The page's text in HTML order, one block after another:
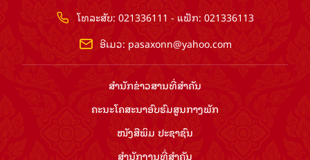
ໂທລະສັບ: 021336111 - ແຟັກ: 021336113
ອີເມວ: pasaxonn@yahoo.com
ສຳ​ນັກ​ຂ່າວ​ສານ​ທີ່​ສຳ​ຄັນ​
ຄະນະໂຄສະນາອົບຮົມ​ສູນ​ກາງ​ພັກ
ໜັງສືພິມ ປະ​ຊາ​ຊົນ
ສຳ​ນັກ​ງານ​ທີ່​ສຳ​ຄັນ